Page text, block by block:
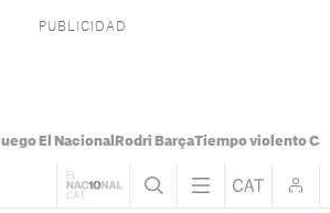
El Nacional Rodri BarçaTiempo violento